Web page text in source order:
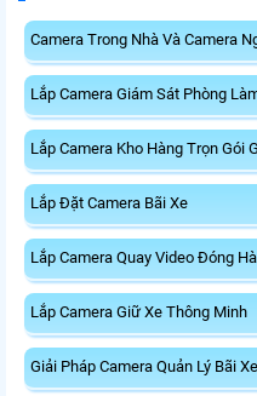
Camera Trong Nhà Và Camera
Lắp Camera Giám Sát Phòng
Lắp Camera Kho Hàng Trọn Gói
Lắp Đặt Camera Bãi Xe
Lắp Camera Quay Video Đóng
Lắp Camera Giữ Xe Thông Minh
Giải Pháp Camera Quản Lý Bãi